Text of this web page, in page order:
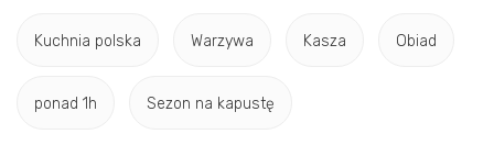
Kuchnia polska Warzywa Kasza Obiad
ponad 1h Sezon na kapustę